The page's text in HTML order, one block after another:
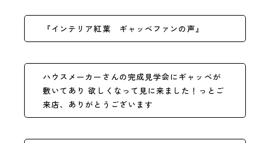
『インテリア紅葉 ギャッベファンの声』
ハウスメーカーさんの完成見学会にギャッベが
敷いてあり 欲しくなって見に来ました！っとご
来店、ありがとうございます